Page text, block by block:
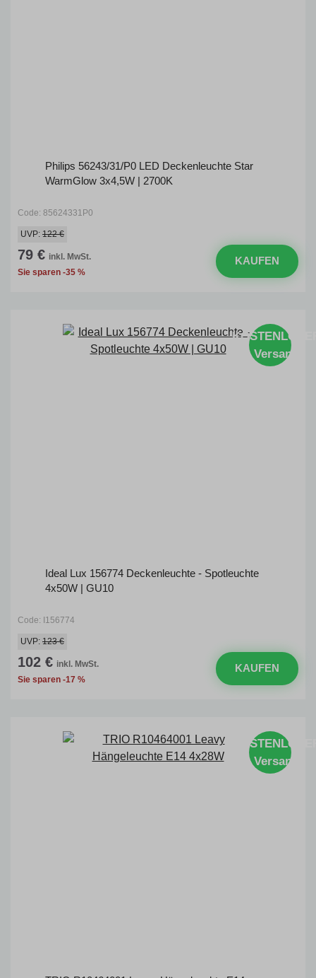
Philips 56243/31/P0 LED Deckenleuchte Star
WarmGlow 3x4,5W | 2700K
Code: 85624331P0
UVP: 122 €
79 € inkl. MwSt.
Sie sparen -35 %
KAUFEN
Versand
Ideal Lux 156774 Deckenleuchte - Spotleuchte
4x50W | GU10
Code: I156774
UVP: 123 €
102 € inkl. MwSt.
Sie sparen -17 %
KAUFEN
Versand